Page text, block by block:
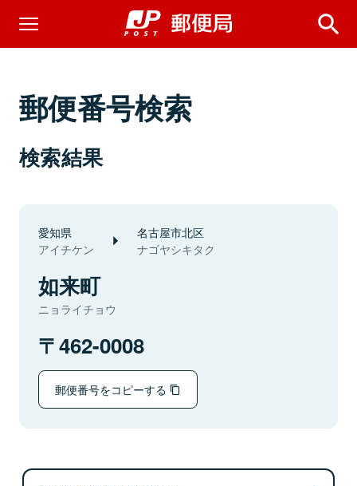
郵便番号検索
検索結果
愛知県
アイチケン
名古屋市北区
ナゴヤシキタク
如来町
ニョライチョウ
462-0008
郵便番号をコピーする